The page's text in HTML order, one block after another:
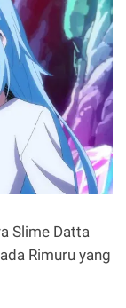
Slime Datta
Rimuru yang